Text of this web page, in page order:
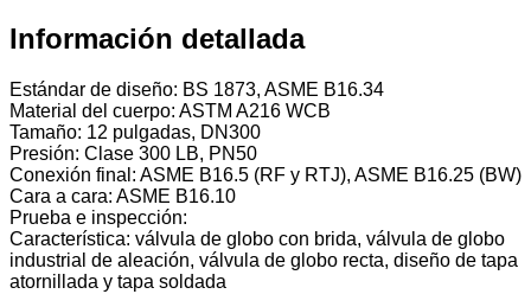
Información detallada
Estándar de diseño: BS 1873, ASME B16.34
Material del cuerpo: ASTM A216 WCB
Tamaño: 12 pulgadas, DN300
Presión: Clase 300 LB, PN50
Conexión final: ASME B16.5 (RF y RTJ), ASME B16.25 (BW)
Cara a cara: ASME B16.10
Prueba e inspección:
Característica: válvula de globo con brida, válvula de globo
industrial de aleación, válvula de globo recta, diseño de tapa
atornillada y tapa soldada